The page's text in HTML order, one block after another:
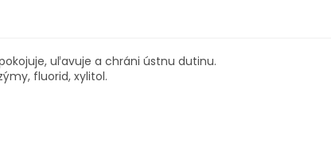
uľavuje a chráni ústnu dutinu.
fluorid, xylitol.